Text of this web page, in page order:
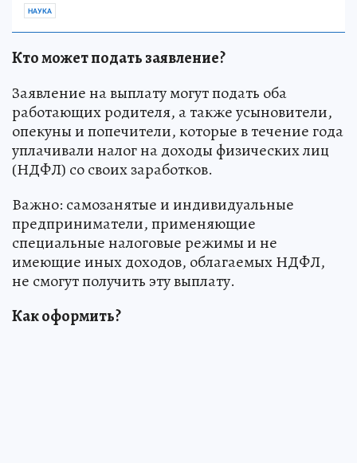
НАУКА
Кто может подать заявление?
Заявление на выплату могут подать оба
работающих родителя, а также усыновители,
опекуны и попечители, которые в течение года
уплачивали налог на доходы физических лиц
(НДФЛ) со своих заработков.
Важно: самозанятые и индивидуальные
предприниматели, применяющие
специальные налоговые режимы и не
имеющие иных доходов, облагаемых НДФЛ,
не смогут получить эту выплату.
Как оформить?